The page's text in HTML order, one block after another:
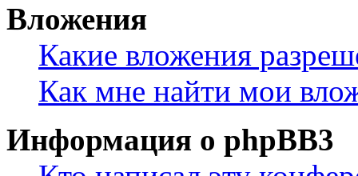
Вложения
Какие вложения
Как мне найти мои
Информация о phpBB3